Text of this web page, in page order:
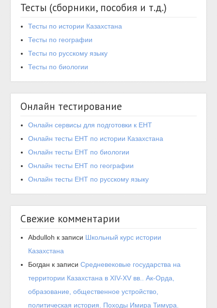
Тесты (сборники, пособия и т.д.)
Тесты по истории Казахстана
Тесты по географии
Тесты по русскому языку
Тесты по биологии
Онлайн тестирование
Онлайн сервисы для подготовки к ЕНТ
Онлайн тесты ЕНТ по истории Казахстана
Онлайн тесты ЕНТ по биологии
Онлайн тесты ЕНТ по географии
Онлайн тесты ЕНТ по русскому языку
Свежие комментарии
Abdulloh к записи Школьный курс истории
Казахстана
Богдан к записиСредневековые государства на
территории Казахстана в XIV-XV вв.. Ак-Орда,
образование, общественное устройство,
политическая история. Походы Имира Тимура.